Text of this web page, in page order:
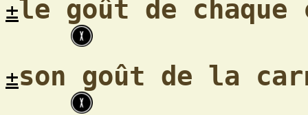
±le goût de chaque
±son goût de la